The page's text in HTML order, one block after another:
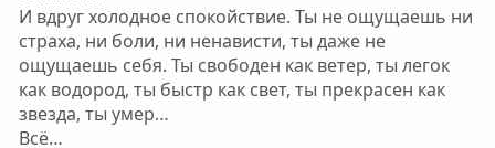
И вдруг холодное спокойствие. Ты не ощущаешь ни
страха, ни боли, ни ненависти, ты даже не
ощущаешь себя. Ты свободен как ветер, ты легок
как водород, ты быстр как свет, ты прекрасен как
звезда, ты умер…
Всё…